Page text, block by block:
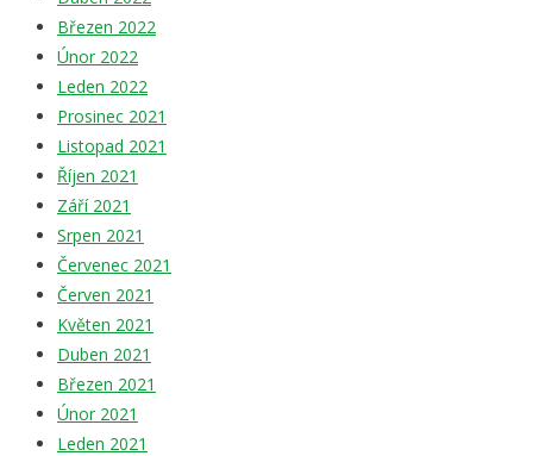
Březen 2022
Únor 2022
Leden 2022
Prosinec 2021
Listopad 2021
Říjen 2021
Září 2021
Srpen 2021
Červenec 2021
Červen 2021
Květen 2021
Duben 2021
Březen 2021
Únor 2021
Leden 2021